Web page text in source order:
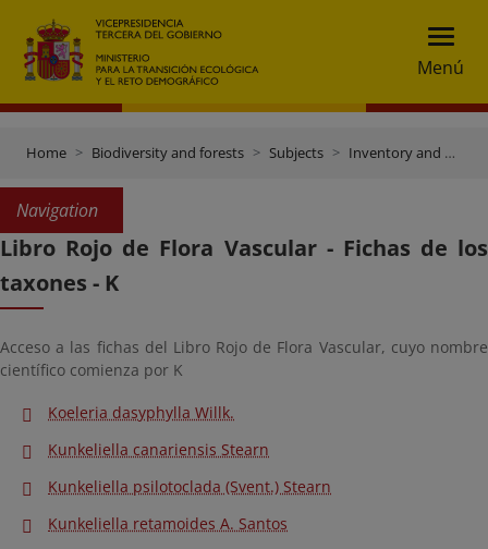
Menú
Home Biodiversity and forests Subjects Inventory and data gateway
Navigation
Libro Rojo de Flora Vascular - Fichas de los
taxones - K
Acceso a las fichas del Libro Rojo de Flora Vascular, cuyo nombre
científico comienza por K
Koeleria dasyphylla Willk.
Kunkeliella canariensis Stearn
Kunkeliella psilotoclada (Svent.) Stearn
Kunkeliella retamoides A. Santos